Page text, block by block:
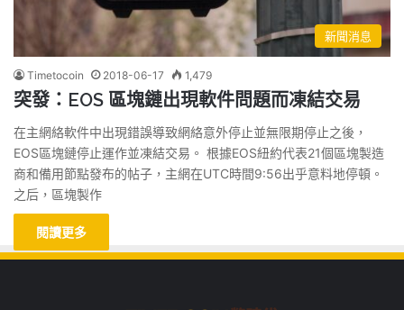
新聞消息
Timetocoin 2018-06-17 1,479
突發：EOS 區塊鏈出現軟件問題而凍結交易
在主網絡軟件中出現錯誤導致網絡意外停止並無限期停止之後，
EOS區塊鏈停止運作並凍結交易。 根據EOS紐約代表21個區塊製造
商和備用節點發布的帖子，主網在UTC時間9:56出乎意料地停頓。
之后，區塊製作
閱讀更多